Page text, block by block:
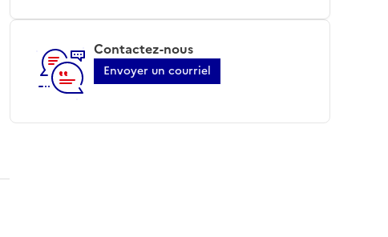
Contactez-nous
Envoyer un courriel